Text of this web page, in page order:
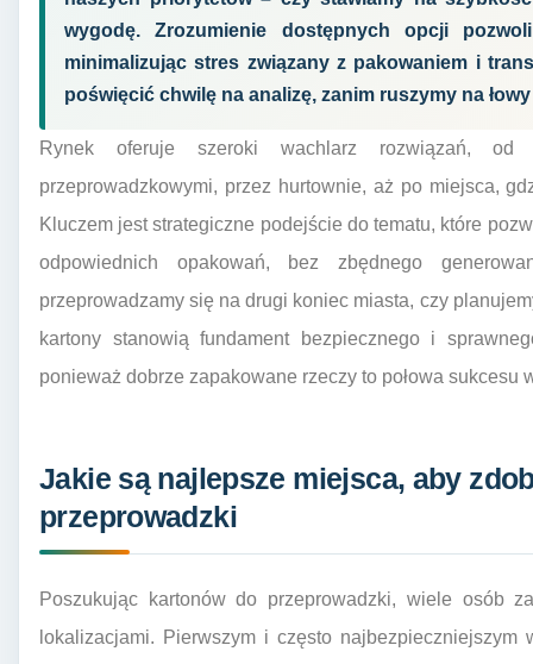
wygodę. Zrozumienie dostępnych opcji
minimalizując stres związany z pakowaniem i
poświęcić chwilę na analizę, zanim ruszymy na
Rynek oferuje szeroki wachlarz rozwiązań, od
przeprowadzkowymi, przez hurtownie, aż po miejsca,
Kluczem jest strategiczne podejście do tematu, które
odpowiednich opakowań, bez zbędnego
przeprowadzamy się na drugi koniec miasta, czy
kartony stanowią fundament bezpiecznego i
ponieważ dobrze zapakowane rzeczy to połowa sukcesu
Jakie są najlepsze miejsca, aby
przeprowadzki
Poszukując kartonów do przeprowadzki, wiele osób
lokalizacjami. Pierwszym i często